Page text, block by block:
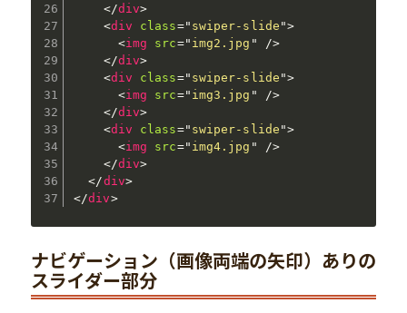
</div>
<div class=" swiper-slide ">
<img src=" img2.jpg "
/>
</div>
<div class=" swiper-slide ">
<img src=" img3.jpg "
/>
</div>
<div class=" swiper-slide ">
<img src=" img4.jpg "
/>
</div>
</div>
</div>
ナビゲーション（画像両端の矢印）ありの
スライダー部分